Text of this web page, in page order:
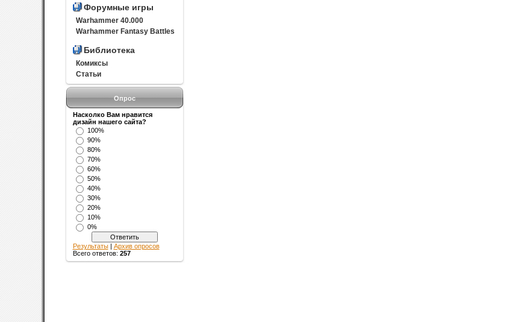
Форумные игры
Warhammer 40.000
Warhammer Fantasy Battles
Библиотека
Комиксы
Статьи
Опрос
Насколко Вам нравится
дизайн нашего сайта?
100%
90%
80%
70%
60%
50%
40%
30%
20%
10%
0%
Результаты| Архив опросов
Всего ответов: 257